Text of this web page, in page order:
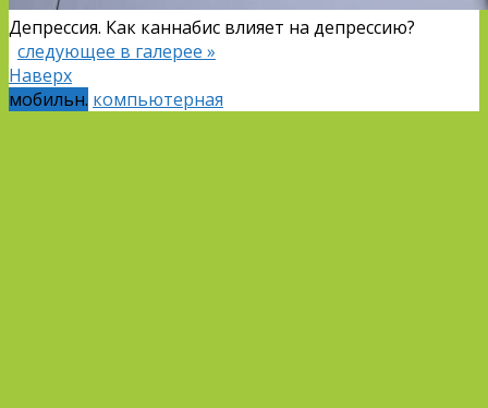
Депрессия. Как каннабис влияет на депрессию?
следующее в галерее »
Наверх
мобильн. компьютерная